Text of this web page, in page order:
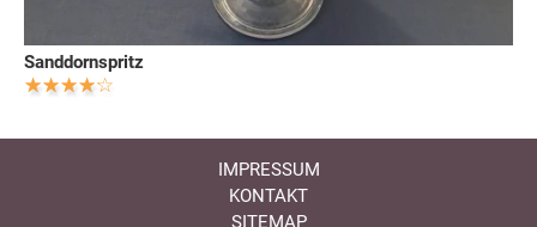
Sanddornspritz
IMPRESSUM
KONTAKT